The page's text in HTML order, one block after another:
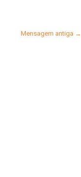
Mensagem antiga →